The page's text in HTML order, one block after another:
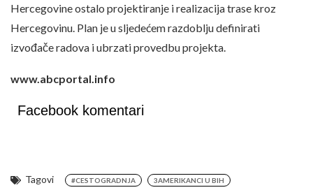
Hercegovine ostalo projektiranje i realizacija trase kroz
Hercegovinu. Plan je u sljedećem razdoblju definirati
izvođače radova i ubrzati provedbu projekta.
www.abcportal.info
Facebook komentari
Tagovi #CESTOGRADNJA 3AMERIKANCI U BIH